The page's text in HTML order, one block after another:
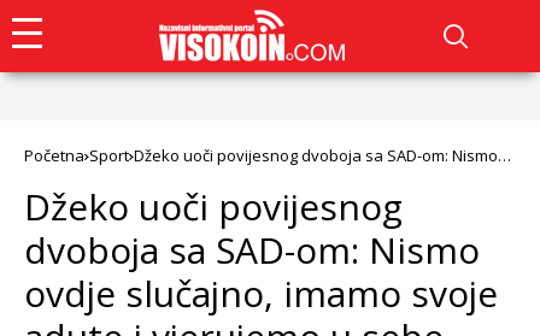
Početna Sport Džeko uoči povijesnog dvoboja sa SAD-om: Nismo
sebe
Džeko uoči povijesnog
dvoboja sa SAD-om: Nismo
ovdje slučajno, imamo svoje